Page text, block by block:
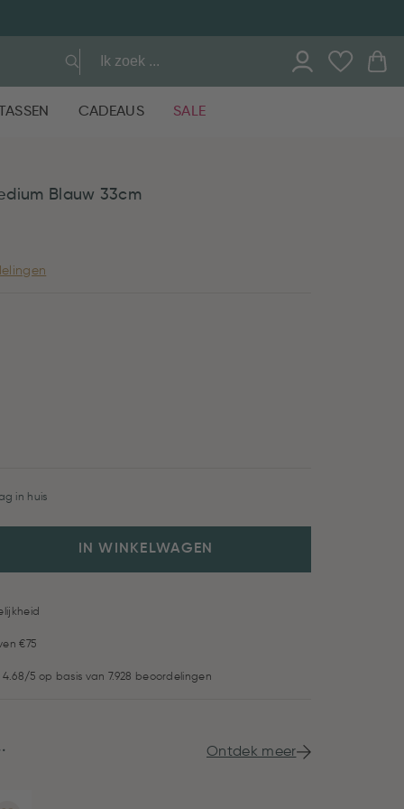
CADEAUS SALE
Blauw 33cm
in huis
IN WINKELWAGEN
€75
5 op basis van 7.928 beoordelingen
Ontdek meer